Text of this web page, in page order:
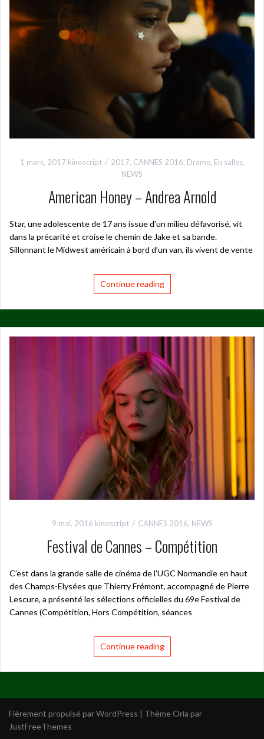
1 mars, 2017 kinoscript 2017, CANNES 2016, Drame, En salles,
NEWS
American Honey – Andrea Arnold
Star, une adolescente de 17 ans issue d’un milieu défavorisé, vit
dans la précarité et croise le chemin de Jake et sa bande.
Sillonnant le Midwest américain à bord d’un van, ils vivent de vente
Continue reading
9 mai, 2016 kinoscript CANNES 2016, NEWS
Festival de Cannes – Compétition
C’est dans la grande salle de cinéma de l’UGC Normandie en haut
des Champs-Elysées que Thierry Frémont, accompagné de Pierre
Lescure, a présenté les sélections officielles du 69e Festival de
Cannes (Compétition, Hors Compétition, séances
Continue reading
Fièrement propulsé par WordPress | Thème Oria par
JustFreeThemes